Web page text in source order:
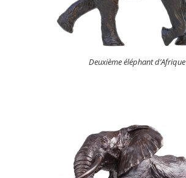
Deuxième éléphant d’Afrique